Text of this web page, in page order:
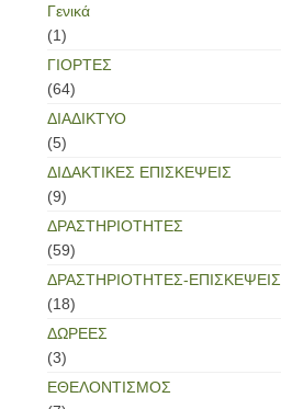
Γενικά
(1)
ΓΙΟΡΤΕΣ
(64)
ΔΙΑΔΙΚΤΥΟ
(5)
ΔΙΔΑΚΤΙΚΕΣ ΕΠΙΣΚΕΨΕΙΣ
(9)
ΔΡΑΣΤΗΡΙΟΤΗΤΕΣ
(59)
ΔΡΑΣΤΗΡΙΟΤΗΤΕΣ-ΕΠΙΣΚΕΨΕΙΣ
(18)
ΔΩΡΕΕΣ
(3)
ΕΘΕΛΟΝΤΙΣΜΟΣ